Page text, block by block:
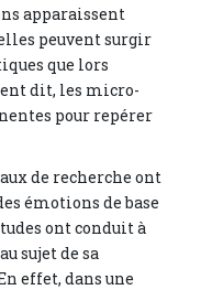
apparaissent
peuvent surgir
que lors
dit, les micro-
pour repérer
de recherche ont
émotions de base
ont conduit à
sujet de sa
effet, dans une